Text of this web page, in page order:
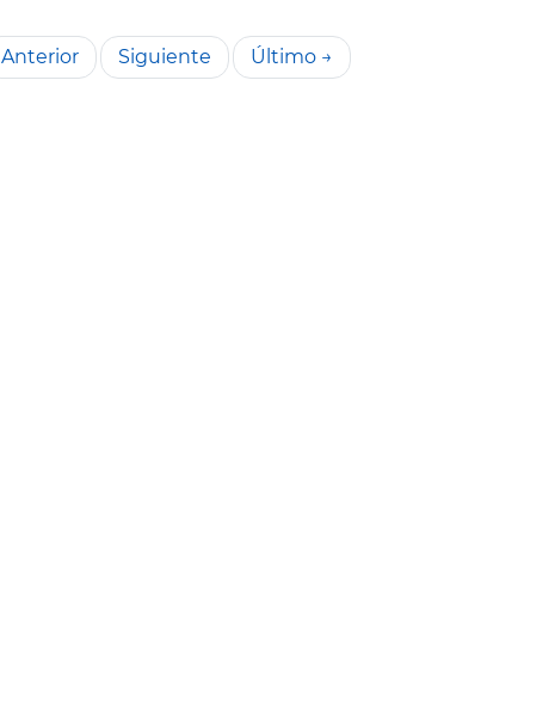
Anterior Siguiente Último →